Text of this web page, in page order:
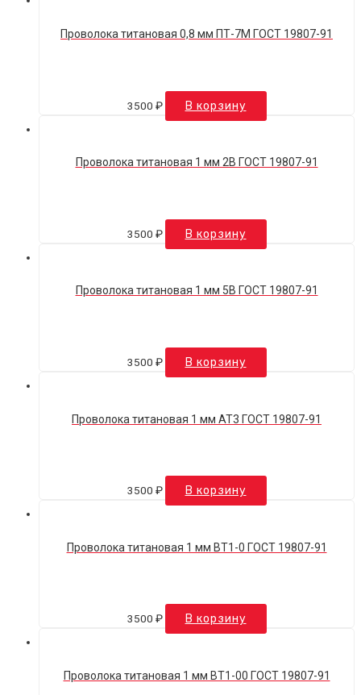
Проволока титановая 0,8 мм ПТ-7М ГОСТ 19807-91
3500 ₽ В корзину
Проволока титановая 1 мм 2В ГОСТ 19807-91
3500 ₽ В корзину
Проволока титановая 1 мм 5В ГОСТ 19807-91
3500 ₽ В корзину
Проволока титановая 1 мм АТ3 ГОСТ 19807-91
3500 ₽ В корзину
Проволока титановая 1 мм ВТ1-0 ГОСТ 19807-91
3500 ₽ В корзину
Проволока титановая 1 мм ВТ1-00 ГОСТ 19807-91